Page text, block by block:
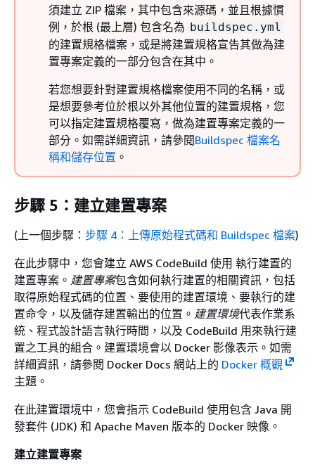
須建立 ZIP 檔案，其中包含來源碼，並且根據慣
例，於根 (最上層) 包含名為 buildspec.yml
的建置規格檔案，或是將建置規格宣告其做為建
置專案定義的一部分包含在其中。
若您想要針對建置規格檔案使用不同的名稱，或
是想要參考位於根以外其他位置的建置規格，您
可以指定建置規格覆寫，做為建置專案定義的一
部分。如需詳細資訊，請參閱Buildspec 檔案名
稱和儲存位置 。
步驟 5：建立建置專案
(上一個步驟： 步驟 4：上傳原始程式碼和 Buildspec 檔案)
在此步驟中，您會建立 AWS CodeBuild 使用 執行建置的
建置專案。 建置專案包含如何執行建置的相關資訊，包括
取得原始程式碼的位置、要使用的建置環境、要執行的建
置命令，以及儲存建置輸出的位置。 建置環境代表作業系
統、程式設計語言執行時間，以及 CodeBuild 用來執行建
置之工具的組合。建置環境會以 Docker 影像表示。如需
詳細資訊，請參閱 Docker Docs 網站上的 Docker 概觀
主題。
在此建置環境中，您會指示 CodeBuild 使用包含 Java 開
發套件 (JDK) 和 Apache Maven 版本的 Docker 映像。
建立建置專案